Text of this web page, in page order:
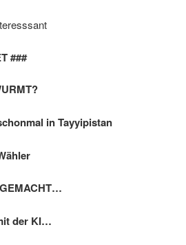
###
in Tayyipistan
der KI…